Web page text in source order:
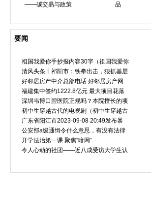
——碳交易与政策
品
要闻
祖国我爱你手抄报内容30字（祖国我爱你
清风头条丨祁阳市：铁拳出击，狠抓基层
好邻居房产中介总部电话 好邻居房产网
福建集中签约1222.8亿元 最大项目花落
深圳韦博口腔医院正规吗？本院擅长的项
初中生穿越古代的电视剧（初中生穿越古
广东省阳江市2023-09-08 20:49发布暴
公安部a级通缉令什么意思，有没有法律
开学法治第一课 聚焦“暗网”
令人心动的社团——近八成受访大学生认